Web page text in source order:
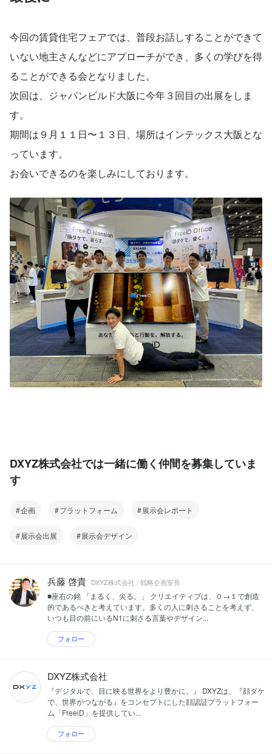
今回の賃貸住宅フェアでは、普段お話しすることができて
いない地主さんなどにアプローチができ、多くの学びを得
ることができる会となりました。
次回は、ジャパンビルド大阪に今年３回目の出展をしま
す。
期間は９月１１日〜１３日、場所はインテックス大阪とな
っています。
お会いできるのを楽しみにしております。
DXYZ株式会社では一緒に働く仲間を募集していま
す
企画 プラットフォーム 展示会レポート
展示会出展 展示会デザイン
兵藤 啓貴 DXYZ株式会社 / 戦略企画室長
■座右の銘 「まるく、尖る。」 クリエイティブは、０→１で創造
的であるべきと考えています。多くの人に刺さることを考えず、
いつも目の前にいるN1に刺さる言葉やデザイン...
フォロー
DXYZ株式会社
『デジタルで、目に映る世界をより豊かに。』 DXYZは、『顔ダケ
で、世界がつながる』をコンセプトにした顔認証プラットフォー
ム「FreeiD」を提供してい...
フォロー